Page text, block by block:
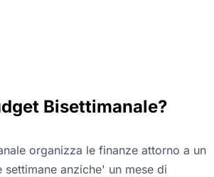
Bisettimanale?
organizza le finanze attorno a un
anziche' un mese di